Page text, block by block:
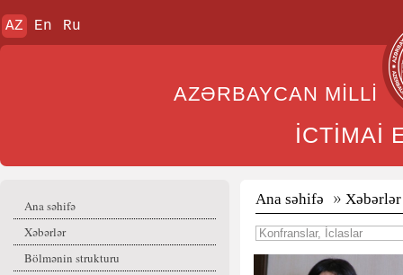
AZ En Ru
AZƏRBAYCAN
İCTİMAİ
Ana səhifə
Xəbərlər
Bölmənin strukturu
Ana səhifə Xəbərlər